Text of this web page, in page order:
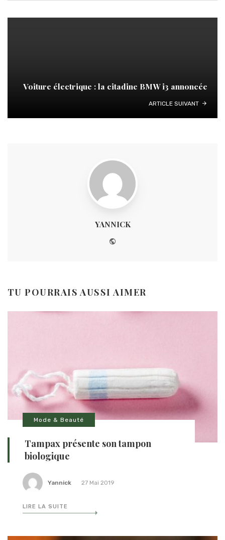
Voiture électrique : la citadine BMW i3 annoncée
ARTICLE SUIVANT
YANNICK
TU POURRAIS AUSSI AIMER
Mode & Beauté
Tampax présente son tampon
biologique
Yannick 27 Mai 2019
LIRE LA SUITE